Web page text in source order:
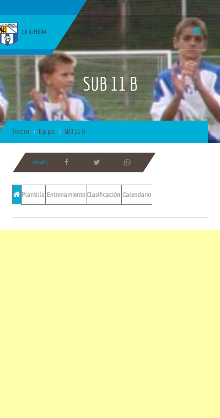
CD ALMEDA
SUB 11 B
Inicio Equipos SUB 11 B
COMPARTE
Plantilla EntrenamientosClasificación Calendario